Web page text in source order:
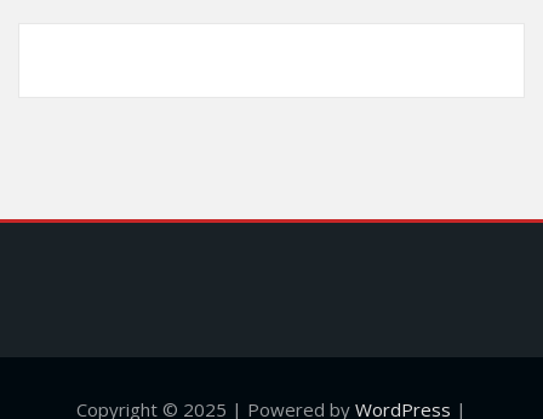
Copyright © 2025 | Powered by WordPress |